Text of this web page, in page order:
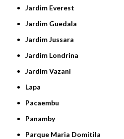
Jardim Everest
Jardim Guedala
Jardim Jussara
Jardim Londrina
Jardim Vazani
Lapa
Pacaembu
Panamby
Parque Maria Domitila